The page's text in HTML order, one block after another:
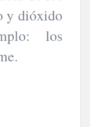
y dióxido
los